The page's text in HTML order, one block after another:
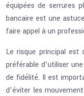
équipées de serrures
bancaire est une
faire appel à un
Le risque principal
préférable d’utiliser
de fidélité. Il est
d’éviter les